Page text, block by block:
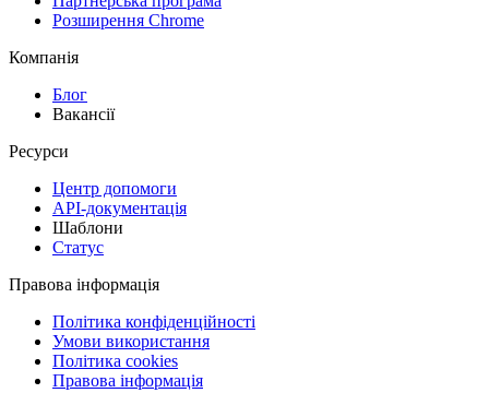
Розширення Chrome
Компанія
Блог
Вакансії
Ресурси
Центр допомоги
API-документація
Шаблони
Статус
Правова інформація
Політика конфіденційності
Умови використання
Політика cookies
Правова інформація